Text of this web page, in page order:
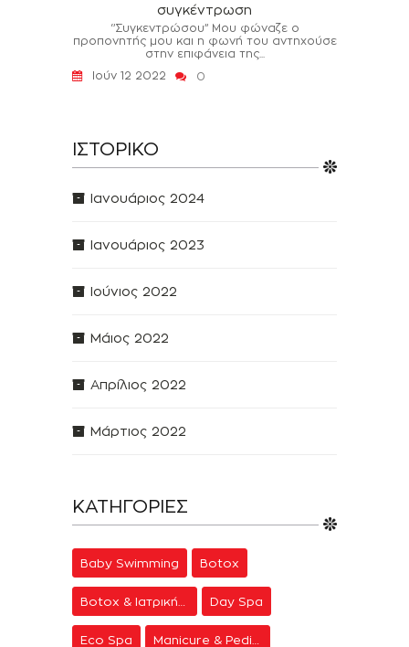
συγκέντρωση
‘’Συγκεντρώσου’’ Μου φώναζε ο
προπονητής μου και η φωνή του αντηχούσε
στην επιφάνεια της...
Ιούν 12 2022
0
ΙΣΤΟΡΙΚΌ
Ιανουάριος 2024
Ιανουάριος 2023
Ιούνιος 2022
Μάιος 2022
Απρίλιος 2022
Μάρτιος 2022
ΚΑΤΗΓΟΡΊΕΣ
Baby Swimming Botox
Day Spa
Eco Spa